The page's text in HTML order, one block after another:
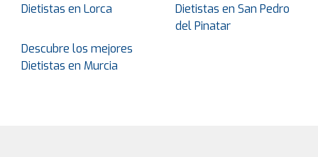
Dietistas en Lorca
Dietistas en San Pedro
del Pinatar
Descubre los mejores
Dietistas en Murcia